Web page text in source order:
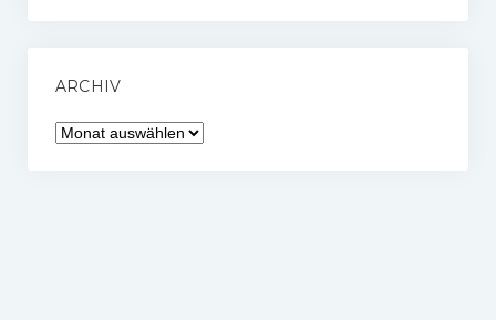
ARCHIV
Archiv